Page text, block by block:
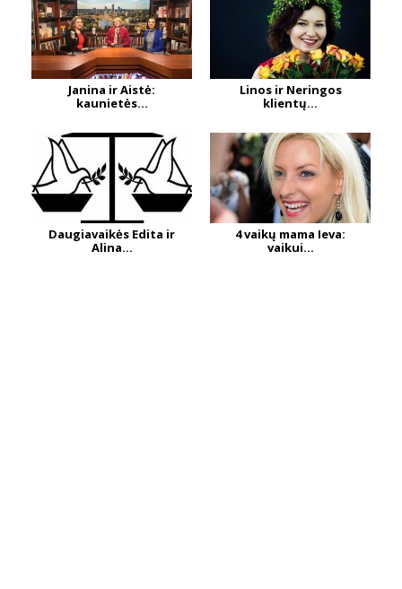
Janina ir Aistė:
kaunietės...
Linos ir Neringos
klientų...
Daugiavaikės Edita ir
Alina...
4 vaikų mama Ieva:
vaikui...